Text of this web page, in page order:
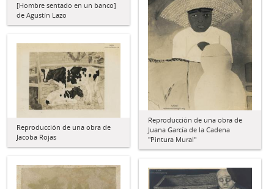
[Hombre sentado en un banco]
de Agustín Lazo
Reproducción de una obra de
Juana García de la Cadena
"Pintura Mural"
Reproducción de una obra de
Jacoba Rojas